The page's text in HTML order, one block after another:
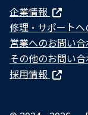
企業情報
修理・サポート
営業へのお問い合
その他のお問い合
採用情報